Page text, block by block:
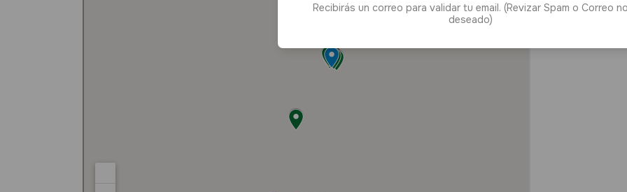
Recibirás un correo para validar tu email. (Revizar Spam o Correo
deseado)